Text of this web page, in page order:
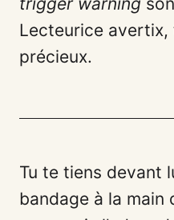
Lecteurice avertix,
précieux.
Tu te tiens devant
bandage à la main